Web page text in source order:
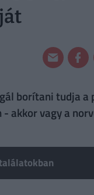
borítani tudja
akkor vagy a